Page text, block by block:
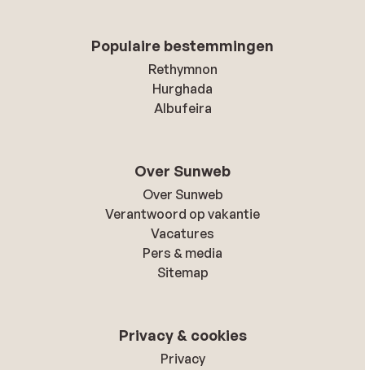
Populaire bestemmingen
Rethymnon
Hurghada
Albufeira
Over Sunweb
Over Sunweb
Verantwoord op vakantie
Vacatures
Pers & media
Sitemap
Privacy & cookies
Privacy